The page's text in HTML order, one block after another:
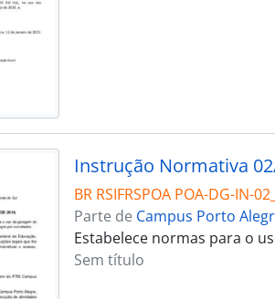
Instrução Normativa
BR RSIFRSPOA POA-DG-IN-
Parte de Campus Porto
Estabelece normas para o
Sem título